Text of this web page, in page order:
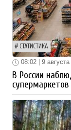
СТАТИСТИКА
08:02 | 9 августа
В России
супермаркетов